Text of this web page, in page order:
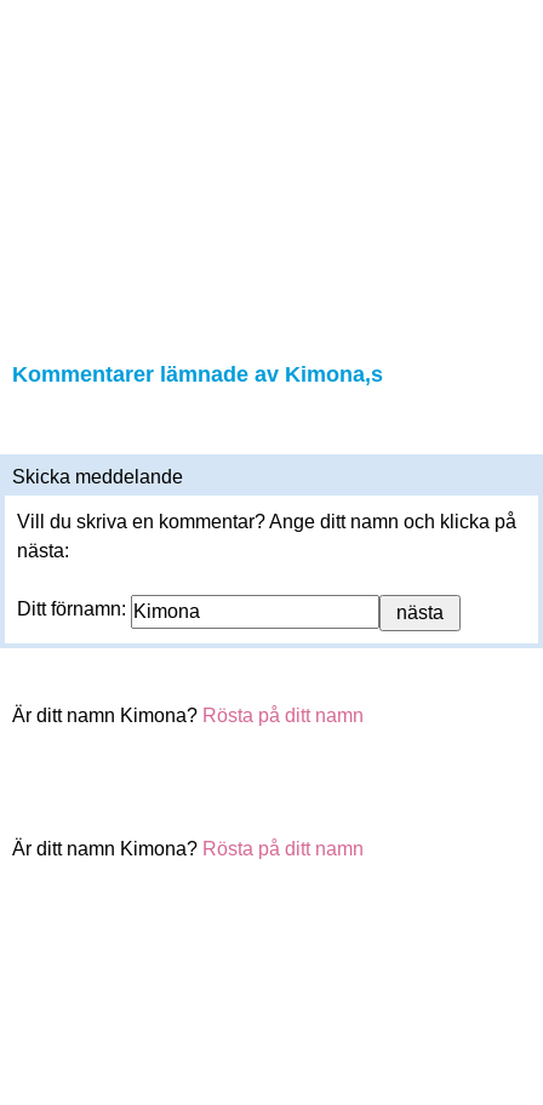
Kommentarer lämnade av Kimona,s
Skicka meddelande
Vill du skriva en kommentar? Ange ditt namn och klicka på
nästa:
Ditt förnamn:
Är ditt namn Kimona? Rösta på ditt namn
Är ditt namn Kimona? Rösta på ditt namn